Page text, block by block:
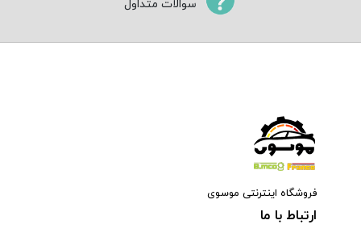
سوالات متداول
فروشگاه اینترنتی موسوی
ارتباط با ما